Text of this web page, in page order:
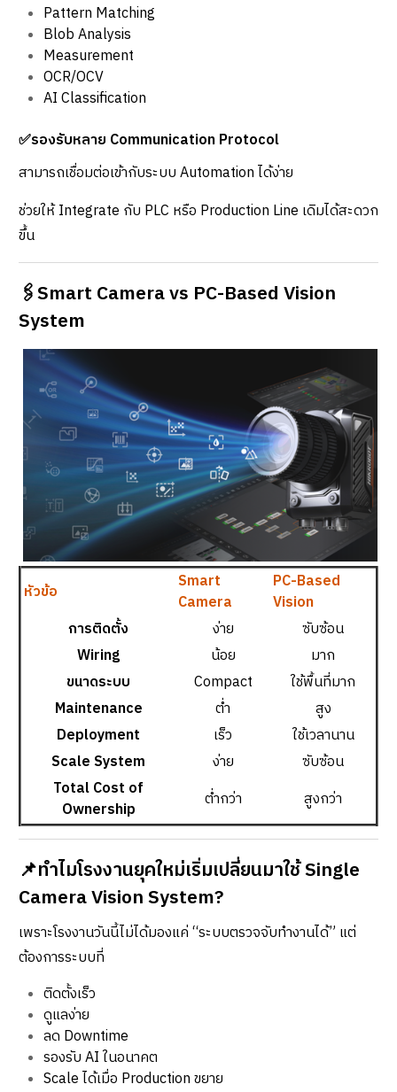
Pattern Matching
Blob Analysis
Measurement
OCR/OCV
AI Classification
✅รองรับหลาย Communication Protocol
สามารถเชื่อมต่อเข้ากับระบบ Automation ได้ง่าย
ช่วยให้ Integrate กับ PLC หรือ Production Line เดิมได้สะดวก
ขึ้น
🖇️Smart Camera vs PC-Based Vision
System
หัวข้อ
Smart
Camera
PC-Based
Vision
การติดตั้ง
ง่าย
ซับซ้อน
Wiring
น้อย
มาก
ขนาดระบบ
Compact
ใช้พื้นที่มาก
Maintenance
ต่ำ
สูง
Deployment
เร็ว
ใช้เวลานาน
Scale System
ง่าย
ซับซ้อน
Total Cost of
Ownership
ต่ำกว่า สูงกว่า
📌ทำไมโรงงานยุคใหม่เริ่มเปลี่ยนมาใช้ Single
Camera Vision System?
เพราะโรงงานวันนี้ไม่ได้มองแค่ “ระบบตรวจจับทำงานได้” แต่
ต้องการระบบที่
ติดตั้งเร็ว
ดูแลง่าย
ลด Downtime
รองรับ AI ในอนาคต
Scale ได้เมื่อ Production ขยาย